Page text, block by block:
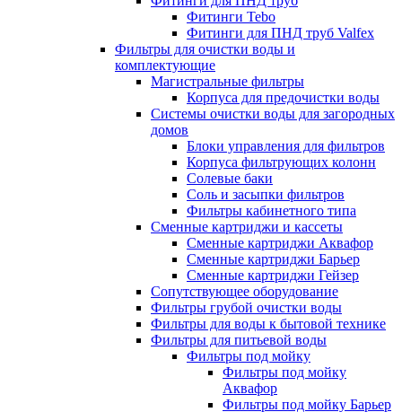
Фитинги Tebo
Фитинги для ПНД труб Valfex
Фильтры для очистки воды и
комплектующие
Магистральные фильтры
Корпуса для предочистки воды
Системы очистки воды для загородных
домов
Блоки управления для фильтров
Корпуса фильтрующих колонн
Солевые баки
Соль и засыпки фильтров
Фильтры кабинетного типа
Сменные картриджи и кассеты
Сменные картриджи Аквафор
Сменные картриджи Барьер
Сменные картриджи Гейзер
Сопутствующее оборудование
Фильтры грубой очистки воды
Фильтры для воды к бытовой технике
Фильтры для питьевой воды
Фильтры под мойку
Фильтры под мойку
Аквафор
Фильтры под мойку Барьер